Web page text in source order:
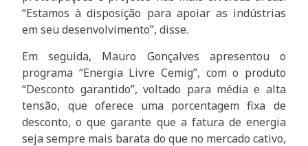
“Estamos à disposição para apoiar as indústrias
em seu desenvolvimento”, disse.
Em seguida, Mauro Gonçalves apresentou o
programa “Energia Livre Cemig”, com o produto
“Desconto garantido”, voltado para média e alta
tensão, que oferece uma porcentagem fixa de
desconto, o que garante que a fatura de energia
seja sempre mais barata do que no mercado cativo,